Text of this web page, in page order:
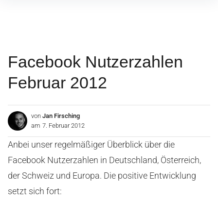
Facebook Nutzerzahlen
Februar 2012
von Jan Firsching
am 7. Februar 2012
Anbei unser regelmäßiger Überblick über die
Facebook Nutzerzahlen in Deutschland, Österreich,
der Schweiz und Europa. Die positive Entwicklung
setzt sich fort: